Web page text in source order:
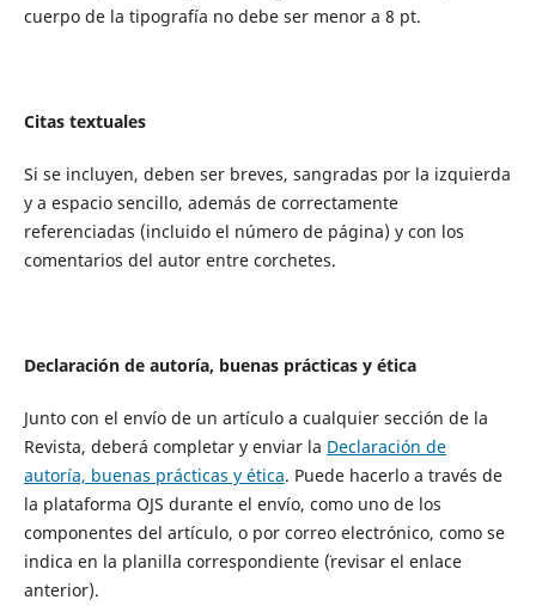
cuerpo de la tipografía no debe ser menor a 8 pt.
Citas textuales
Si se incluyen, deben ser breves, sangradas por la izquierda
y a espacio sencillo, además de correctamente
referenciadas (incluido el número de página) y con los
comentarios del autor entre corchetes.
Declaración de autoría, buenas prácticas y ética
Junto con el envío de un artículo a cualquier sección de la
Revista, deberá completar y enviar la Declaración de
autoría, buenas prácticas y ética. Puede hacerlo a través de
la plataforma OJS durante el envío, como uno de los
componentes del artículo, o por correo electrónico, como se
indica en la planilla correspondiente ¨(revisar el enlace
anterior).